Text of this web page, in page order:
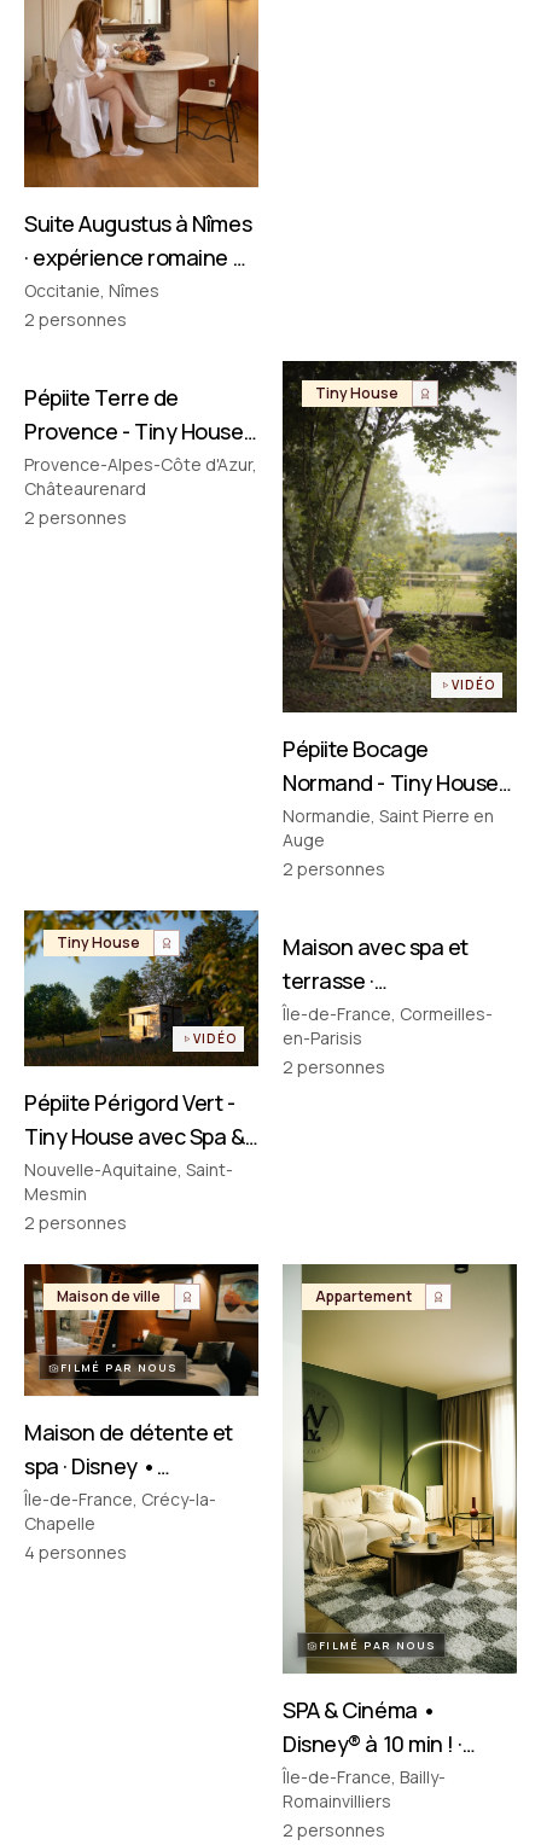
Suite Augustus à Nîmes
· expérience romaine &
cinéma privé
Occitanie, Nîmes
2 personnes
Tiny House
Pépiite Terre de
Provence - Tiny House
avec Jacuzzi en
Provence
Provence-Alpes-Côte d'Azur,
Châteaurenard
2 personnes
Tiny House
VIDÉO
Pépiite Bocage
Normand - Tiny House
avec Spa & Baignoire
Vintage en Normandie
Normandie, Saint Pierre en
Auge
2 personnes
Tiny House
VIDÉO
Pépiite Périgord Vert -
Tiny House avec Spa &
Bain Nordique en
Dordogne
Nouvelle-Aquitaine, Saint-
Mesmin
2 personnes
Maison de ville
Maison avec spa et
terrasse ·
Cormeilles‑en‑Parisis
Île-de-France, Cormeilles-
en-Parisis
2 personnes
Maison de ville
FILMÉ PAR NOUS
Maison de détente et
spa · Disney •
Crécy‑la‑Chapelle
Île-de-France, Crécy-la-
Chapelle
4 personnes
Appartement
FILMÉ PAR NOUS
SPA & Cinéma •
Disney® à 10 min ! ·
Bailly-Romainvilliers
Île-de-France, Bailly-
Romainvilliers
2 personnes